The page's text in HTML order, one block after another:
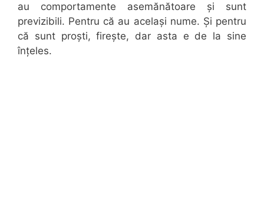
au comportamente asemănătoare și sunt
previzibili. Pentru că au același nume. Și pentru
că sunt proști, firește, dar asta e de la sine
înțeles.